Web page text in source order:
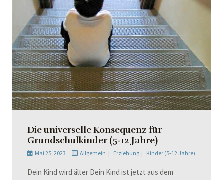
Die universelle Konsequenz für
Grundschulkinder (5-12 Jahre)
Mai 25, 2023 Allgemein Erziehung Kinder (5-12 Jahre)
Dein Kind wird älter Dein Kind ist jetzt aus dem